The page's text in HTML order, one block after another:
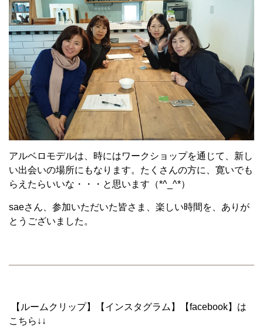
アルベロモデルは、時にはワークショップを通じて、新し
い出会いの場所にもなります。たくさんの方に、寛いでも
らえたらいいな・・・と思います（*^_^*）
saeさん、参加いただいた皆さま、楽しい時間を、ありが
とうございました。
【ルームクリップ】【インスタグラム】【facebook】は
こちら↓↓